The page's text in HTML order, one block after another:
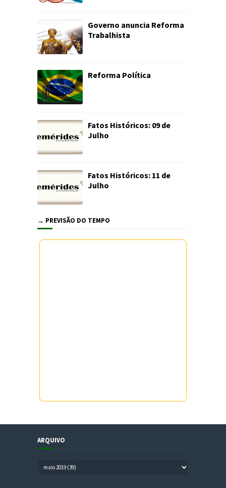
Governo anuncia Reforma
Trabalhista
Reforma Política
Fatos Históricos: 09 de
Julho
Fatos Históricos: 11 de
Julho
→ PREVISÃO DO TEMPO
ARQUIVO